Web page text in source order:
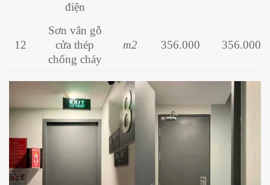
điện
12
Sơn vân gỗ
cửa thép
chống cháy
m2 356.000 356.000